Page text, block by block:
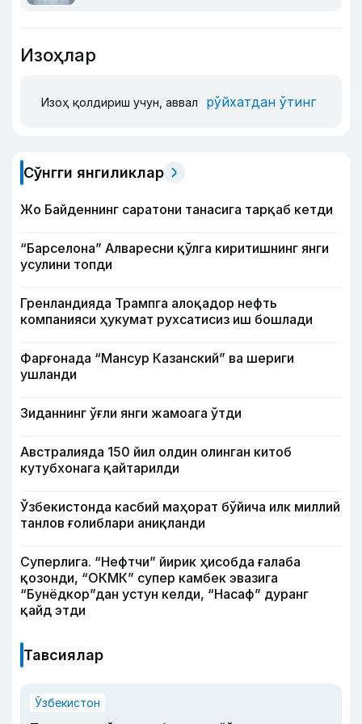
Изоҳлар
Изоҳ қолдириш учун, аввал рўйхатдан ўтинг
Сўнгги янгиликлар
Жо Байденнинг саратони танасига тарқаб кетди
“Барселона” Алваресни қўлга киритишнинг янги
усулини топди
Гренландияда Трампга алоқадор нефть
компанияси ҳукумат рухсатисиз иш бошлади
Фарғонада “Мансур Казанский” ва шериги
ушланди
Зиданнинг ўғли янги жамоага ўтди
Австралияда 150 йил олдин олинган китоб
кутубхонага қайтарилди
Ўзбекистонда касбий маҳорат бўйича илк миллий
танлов ғолиблари аниқланди
Суперлига. “Нефтчи” йирик ҳисобда ғалаба
қозонди, “ОКМК” супер камбек эвазига
“Бунёдкор”дан устун келди, “Насаф” дуранг
қайд этди
Тавсиялар
Ўзбекистон